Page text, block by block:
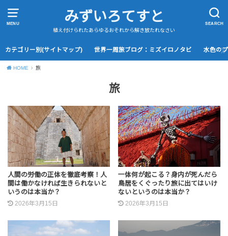
MENU SEARCH
みずいろてすと
植え付けられたあらゆるおそれから解き放たれなさい
カテゴリー別(サイトマップ) 世界一周旅ブログ：ミズイロノタビ 水色の
HOME 旅
旅
人間の労働の正体を徹底考察！人
間は働かなければ生きられないと
いうのは本当か？
2026年3月15日
一体何が起こる？身内が死んだら
鳥居をくぐったり旅に出てはいけ
ないというのは本当か？
2026年3月15日